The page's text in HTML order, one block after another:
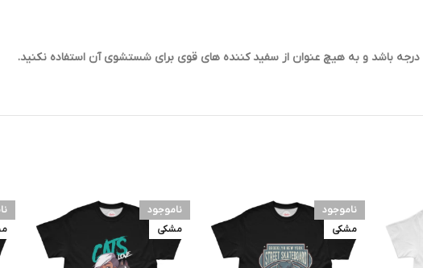
ناموجود
مشکی
ناموجود
مشکی